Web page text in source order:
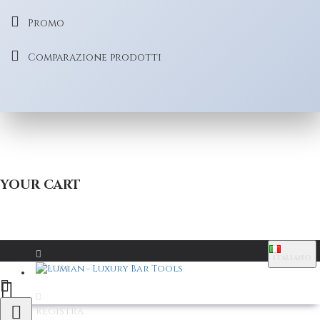
Promo
Comparazione prodotti
YOUR CART
Login
Registra